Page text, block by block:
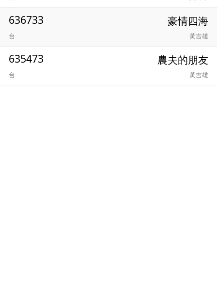
636733 豪情四海
台 黃吉雄
635473 農夫的朋友
台 黃吉雄